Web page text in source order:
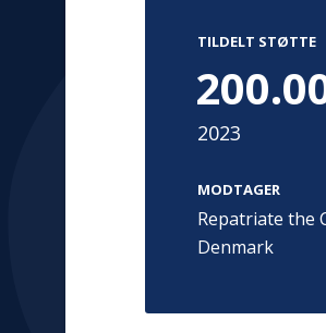
TILDELT STØTTE
2023
MODTAGER
Repatriate the
Denmark
info@trygfonden.dk
TryghedsGruppen
info@tryghedsgruppen.dk
Kontakt os